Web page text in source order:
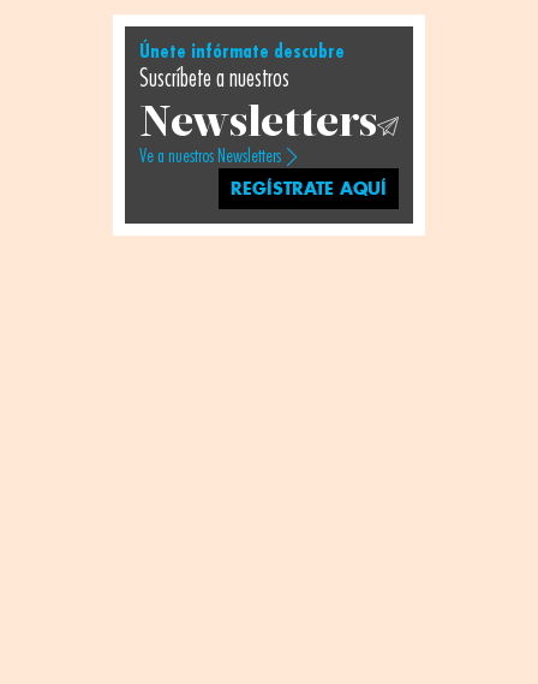
Únete infórmate descubre
Suscríbete a nuestros
Newsletters
Ve a nuestros Newsletters
REGÍSTRATE AQUÍ